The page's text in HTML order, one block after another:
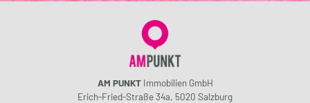
AM PUNKTImmobilien GmbH
Erich-Fried-Straße 34a, 5020 Salzburg